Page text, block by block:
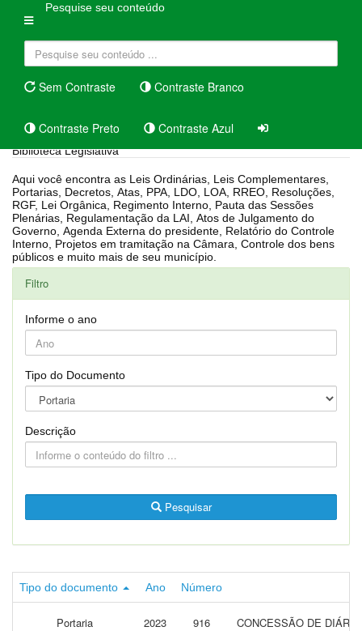
Pesquise seu conteúdo
Sem Contraste Contraste Branco
Contraste Preto Contraste Azul
Biblioteca Legislativa
Aqui você encontra as Leis Ordinárias, Leis Complementares,
Portarias, Decretos, Atas, PPA, LDO, LOA, RREO, Resoluções,
RGF, Lei Orgânica, Regimento Interno, Pauta das Sessões
Plenárias, Regulamentação da LAI, Atos de Julgamento do
Governo, Agenda Externa do presidente, Relatório do Controle
Interno, Projetos em tramitação na Câmara, Controle dos bens
públicos e muito mais de seu município.
Filtro
Informe o ano
Tipo do Documento
Descrição
Pesquisar
Tipo do documento Ano Número
Portaria 2023 916 CONCESSÃO DE